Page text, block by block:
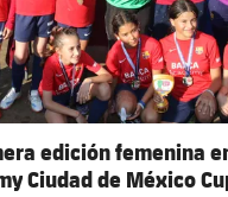
edición femenina
Ciudad de México